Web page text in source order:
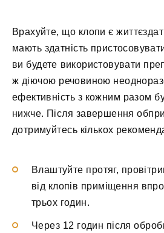
Врахуйте, що клопи є
мають здатність
ви будете використовувати
ж діючою речовиною
ефективність з кожним разом
нижче. Після завершення
дотримуйтесь кількох
Влаштуйте протяг,
від клопів приміщення
трьох годин.
Через 12 годин після